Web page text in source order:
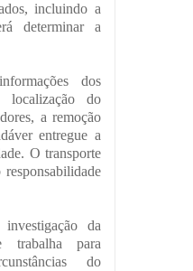
incluindo a
determinar a
dos
localização do
a remoção
entregue a
O transporte
da
para
do